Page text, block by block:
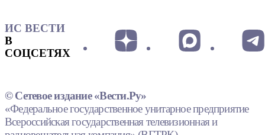
ИС ВЕСТИ
В
СОЦСЕТЯХ
© Сетевое издание «Вести.Ру»
«Федеральное государственное унитарное предприятие
Всероссийская государственная телевизионная и